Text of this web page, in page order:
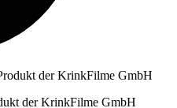
der KrinkFilme GmbH
der KrinkFilme GmbH